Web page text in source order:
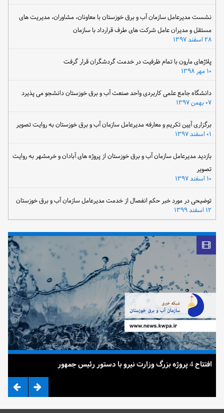
نشست مدیرعامل سازمان آب و برق خوزستان با معاونان، مشاوران، مدیریت های
مستقل و مدیران عامل شرکت های طرف قرارداد با سازمان
۲۸ اسفند ۱۳۹۷
پلاژهای مارون با تمام ظرفیت در خدمت گردشگران قرار گرفت
دانشگاه جامع علمی کاربردی واحد صنعت آب و برق خوزستان دانشجو می پذیرد
۰۷ بهمن ۱۳۹۷
برگزاری آیین تکریم و معارفه مدیرعامل سازمان آب و برق خوزستان به روایت تصویر
بازدید مدیرعامل سازمان آب و برق خوزستان از پروژه های آبادان و خرمشهر به روایت
تصویر
توضیحی در مورد خبر حکم انفصال از خدمت مدیرعامل سازمان آب و برق خوزستان
۱۲ اسفند ۱۳۹۹
افتتاح 4 پروژه بزرگ وزارت نیرو با دستور رئیس جمهور